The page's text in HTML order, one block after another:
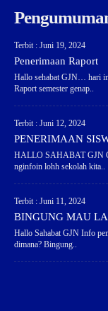
Terbit : Juni 19, 2024
Penerimaan Raport
Hallo sehabat GJN… hari
Raport semester genap..
Terbit : Juni 12, 2024
PENERIMAAN
HALLO SAHABAT GJN
nginfoin lohh sekolah kita..
Terbit : Juni 11, 2024
BINGUNG MAU
Hallo Sahabat GJN Info
dimana? Bingung..